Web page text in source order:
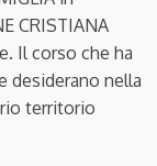
CRISTIANA
Il corso che ha
desiderano nella
territorio